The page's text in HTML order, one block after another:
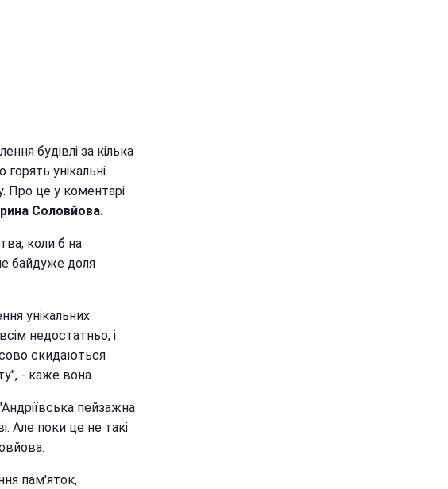
будівлі за кілька
горять унікальні
Про це у коментарі
Соловйова.
коли б на
байдуже доля
унікальних
недостатньо, і
скидаються
- каже вона.
пейзажна
Але поки це не такі
пам'яток,